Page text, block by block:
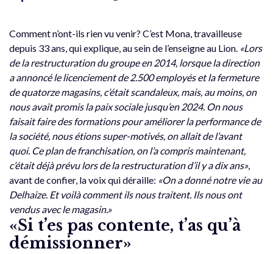
Comment n’ont-ils rien vu venir? C’est Mona, travailleuse
depuis 33 ans, qui explique, au sein de l’enseigne au Lion. «Lors
de la restructuration du groupe en 2014, lorsque la direction
a annoncé le licenciement de 2.500 employés et la fermeture
de quatorze magasins, c’était scandaleux, mais, au moins, on
nous avait promis la paix sociale jusqu’en 2024. On nous
faisait faire des formations pour améliorer la performance de
la société, nous étions super-motivés, on allait de l’avant
quoi. Ce plan de franchisation, on l’a compris maintenant,
c’était déjà prévu lors de la restructuration d’il y a dix ans»,
avant de confier, la voix qui déraille: «On a donné notre vie au
Delhaize. Et voilà comment ils nous traitent. Ils nous ont
vendus avec le magasin.»
«Si t’es pas contente, t’as qu’à
démissionner»